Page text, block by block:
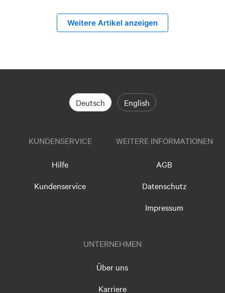
Weitere Artikel anzeigen
Deutsch English
KUNDENSERVICE
Hilfe
Kundenservice
WEITERE INFORMATIONEN
AGB
Datenschutz
Impressum
UNTERNEHMEN
Über uns
Karriere